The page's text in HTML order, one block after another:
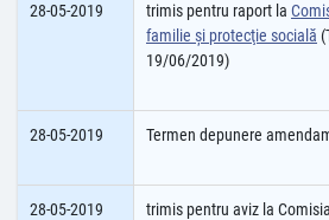
28-05-2019 trimis pentru raport la
familie şi protecţie socială
19/06/2019)
28-05-2019 Termen depunere
28-05-2019
trimis pentru aviz la